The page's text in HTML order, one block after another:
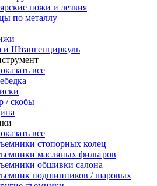
ножи и лезвия
по металлу
и Штангенциркуль
все
/ скобы
все
стопорных колец
масляных фильтров
обшивки салона
подшипников / шаровых